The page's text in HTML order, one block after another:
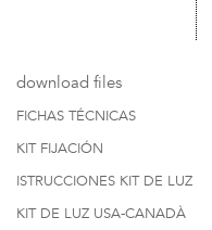
download files
FICHAS TÉCNICAS
KIT FIJACIÓN
ISTRUCCIONES KIT DE LUZ
KIT DE LUZ USA-CANADÀ